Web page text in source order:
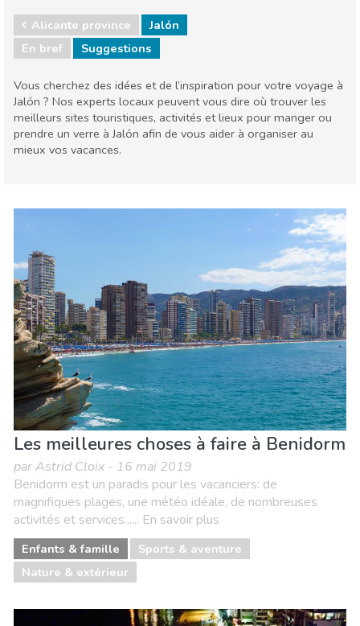
Alicante province
Jalón
En bref
Suggestions
Vous cherchez des idées et de l’inspiration pour votre voyage à
Jalón ? Nos experts locaux peuvent vous dire où trouver les
meilleurs sites touristiques, activités et lieux pour manger ou
prendre un verre à Jalón afin de vous aider à organiser au
mieux vos vacances.
Enfants & famille
Événements locaux
Nature & extérieur
Où séjourner
Plages
Sports & aventure
Vie nocturne & Bars
Les meilleures choses à faire à Benidorm
par Astrid Cloix - 16 mai 2019
Benidorm est un paradis pour les vacanciers: de
magnifiques plages, une météo idéale, de nombreuses
activités et services...... En savoir plus
Enfants & famille
Sports & aventure
Nature & extérieur